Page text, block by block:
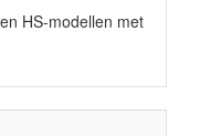
HS-modellen met